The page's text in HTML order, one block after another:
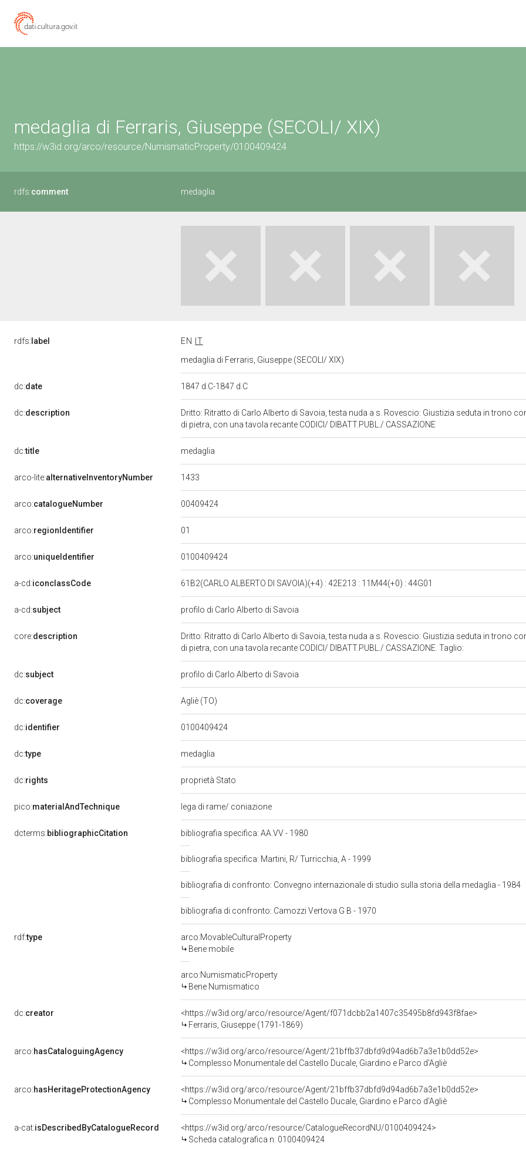
medaglia di Ferraris, Giuseppe (SECOLI/ XIX)
https://w3id.org/arco/resource/NumismaticProperty/0100409424
rdfs:comment medaglia
rdfs: label EN
IT
medaglia di Ferraris, Giuseppe (SECOLI/ XIX)
dc:date 1847 d.C-1847 d.C
dc:description
Dritto: Ritratto di Carlo Alberto di Savoia, testa nuda a s. Rovescio: Giustizia seduta in trono
di pietra, con una tavola recante CODICI/ DIBATT.PUBL./ CASSAZIONE
dc:title medaglia
arco-lite:alternativeInventoryNumber 1433
arco:catalogueNumber 00409424
arco:regionIdentifier 01
arco:uniqueIdentifier 0100409424
a-cd:iconclassCode 61B2(CARLO ALBERTO DI SAVOIA)(+4) : 42E213 : 11M44(+0) : 44G01
a-cd:subject profilo di Carlo Alberto di Savoia
core:description
Dritto: Ritratto di Carlo Alberto di Savoia, testa nuda a s. Rovescio: Giustizia seduta in trono
di pietra, con una tavola recante CODICI/ DIBATT.PUBL./ CASSAZIONE. Taglio:
dc:subject profilo di Carlo Alberto di Savoia
dc:coverage Agliè (TO)
dc:identifier 0100409424
dc:type medaglia
dc:rights proprietà Stato
pico:materialAndTechnique lega di rame/ coniazione
dcterms:bibliographicCitation bibliografia specifica: AA.VV - 1980
bibliografia specifica: Martini, R/ Turricchia, A - 1999
bibliografia di confronto: Convegno internazionale di studio sulla storia della medaglia - 1984
bibliografia di confronto: Camozzi Vertova G B - 1970
rdf:type
arco:MovableCulturalProperty
Bene mobile
arco:NumismaticProperty
Bene Numismatico
dc:creator
<https://w3id.org/arco/resource/Agent/f071dcbb2a1407c35495b8fd943f8fae>
Ferraris, Giuseppe (1791-1869)
arco:hasCataloguingAgency
<https://w3id.org/arco/resource/Agent/21bffb37dbfd9d94ad6b7a3e1b0dd52e>
Complesso Monumentale del Castello Ducale, Giardino e Parco d'Agliè
arco:hasHeritageProtectionAgency
<https://w3id.org/arco/resource/Agent/21bffb37dbfd9d94ad6b7a3e1b0dd52e>
Complesso Monumentale del Castello Ducale, Giardino e Parco d'Agliè
a-cat:isDescribedByCatalogueRecord
<https://w3id.org/arco/resource/CatalogueRecordNU/0100409424>
Scheda catalografica n: 0100409424